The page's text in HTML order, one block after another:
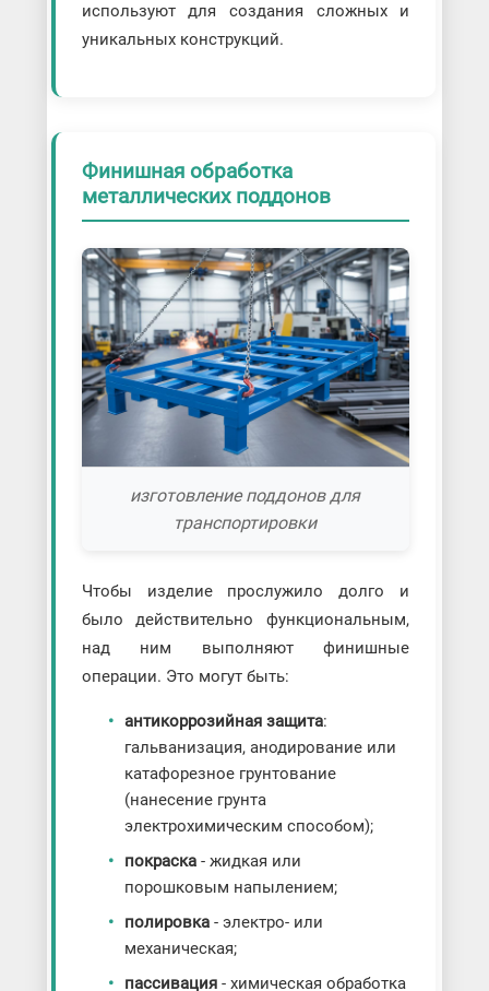
используют для создания сложных и
уникальных конструкций.
Финишная обработка
металлических поддонов
изготовление поддонов для
транспортировки
Чтобы изделие прослужило долго и
было действительно функциональным,
над ним выполняют финишные
операции. Это могут быть:
антикоррозийная защита:
гальванизация, анодирование или
катафорезное грунтование
(нанесение грунта
электрохимическим способом);
покраска- жидкая или
порошковым напылением;
полировка- электро- или
механическая;
пассивация- химическая обработка